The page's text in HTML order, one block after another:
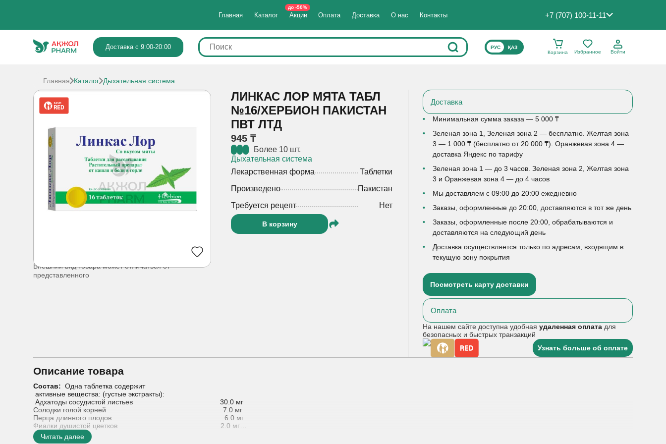
Главная Каталог Акции
до -50%
Оплата Доставка О нас Контакты +7 (707) 100-11-11
Доставка с 9:00-20:00 ВЫБЕРИТЕ ЯЗЫК САЙТА
РУС
ҚАЗ
Корзина
Избранное Войти
Главная Каталог Дыхательная система
Внешний вид товара может отличаться от
представленного
ЛИНКАС ЛОР МЯТА ТАБЛ
№16/ХЕРБИОН ПАКИСТАН
ПВТ ЛТД
945 ₸
Более 10 шт.
Дыхательная система
Лекарственная форма
Таблетки
Произведено
Пакистан
Требуется рецепт
Нет
В корзину
Доставка
Минимальная сумма заказа — 5 000 ₸
Зеленая зона 1, Зеленая зона 2 — бесплатно. Желтая зона
3 — 1 000 ₸ (бесплатно от 20 000 ₸). Оранжевая зона 4 —
доставка Яндекс по тарифу
Зеленая зона 1 — до 3 часов. Зеленая зона 2, Желтая зона
3 и Оранжевая зона 4 — до 4 часов
Мы доставляем с 09:00 до 20:00 ежедневно
Заказы, оформленные до 20:00, доставляются в тот же день
Заказы, оформленные после 20:00, обрабатываются и
доставляются на следующий день
Доставка осуществляется только по адресам, входящим в
текущую зону покрытия
Посмотреть карту доставки
Оплата
На нашем сайте доступна удобнаяудаленная оплата для
безопасных и быстрых транзакций
Узнать больше об оплате
Описание товара
Состав: Одна таблетка содержит
активные вещества: (густые экстракты):
Адхатоды сосудистой листьев 30.0 мг
Солодки голой корней 7.0 мг
Перца длинного плодов 6.0 мг
Фиалки душистой цветков 2.0 мг
Иссопа лекарственного листьев 3.0 мг
Калгана большого корневищ 3.0 мг
Читать далее